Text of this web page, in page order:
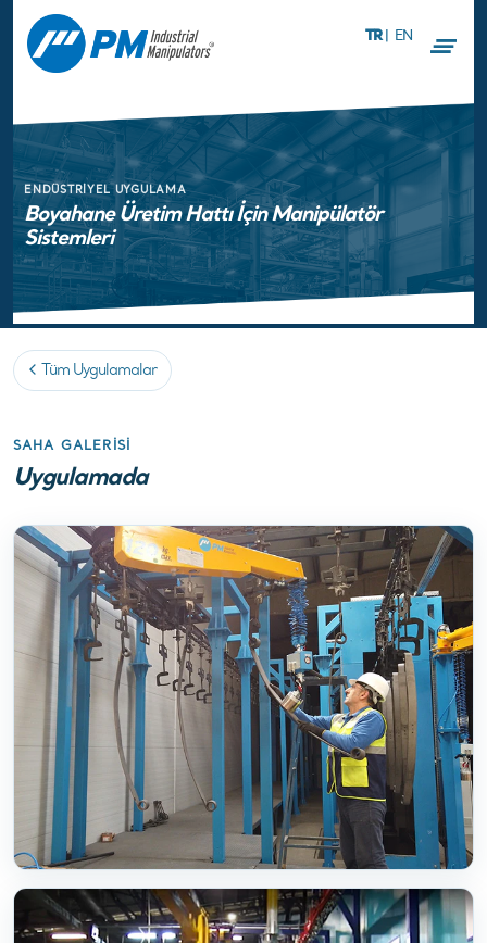
TR| EN
ENDÜSTRIYEL UYGULAMA
Boyahane Üretim Hattı İçin Manipülatör
Sistemleri
Tüm Uygulamalar
SAHA GALERISI
Uygulamada